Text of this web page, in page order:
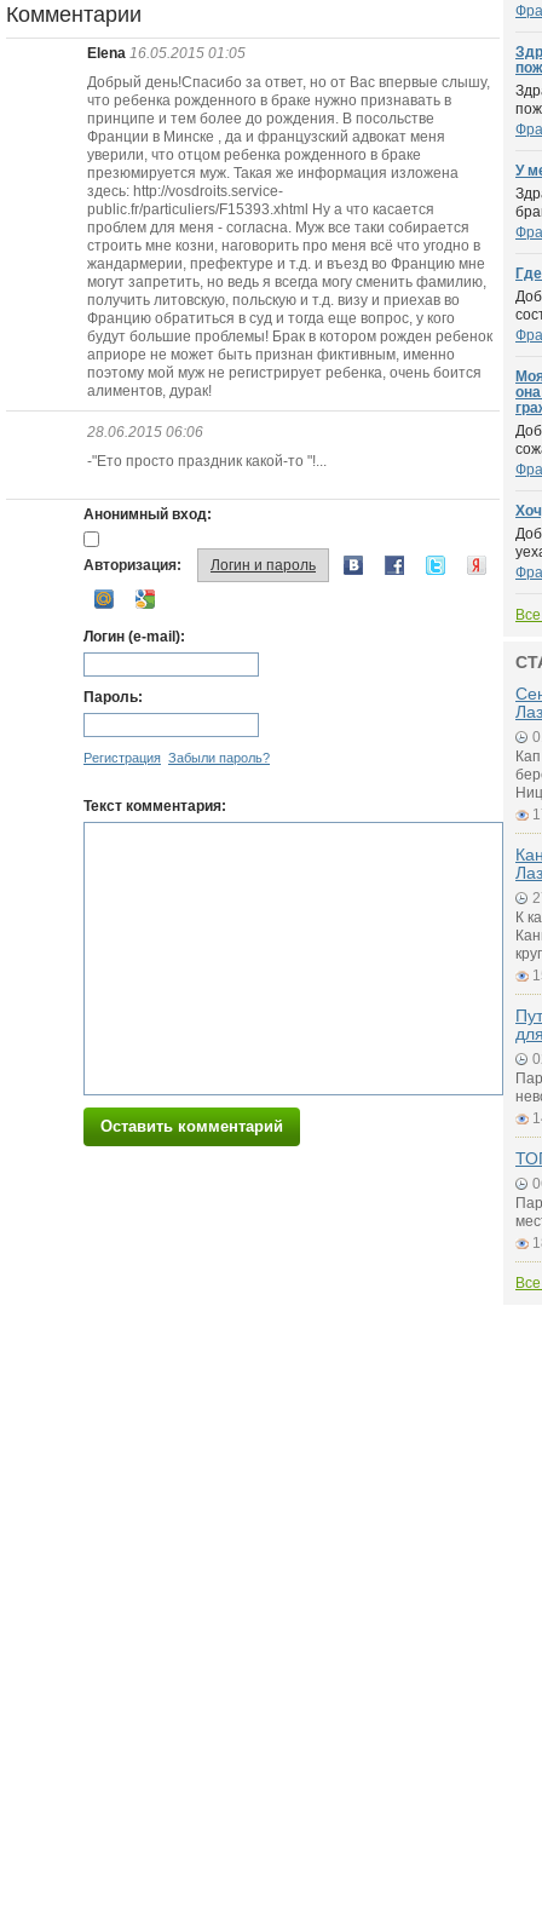
Комментарии
Elena 16.05.2015 01:05
Добрый день!Спасибо за ответ, но от Вас впервые слышу,
что ребенка рожденного в браке нужно признавать в
принципе и тем более до рождения. В посольстве
Франции в Минске , да и французский адвокат меня
уверили, что отцом ребенка рожденного в браке
презюмируется муж. Такая же информация изложена
здесь: http://vosdroits.service-
public.fr/particuliers/F15393.xhtml Ну а что касается
проблем для меня - согласна. Муж все таки собирается
строить мне козни, наговорить про меня всё что угодно в
жандармерии, префектуре и т.д. и въезд во Францию мне
могут запретить, но ведь я всегда могу сменить фамилию,
получить литовскую, польскую и т.д. визу и приехав во
Францию обратиться в суд и тогда еще вопрос, у кого
будут большие проблемы! Брак в котором рожден ребенок
априоре не может быть признан фиктивным, именно
поэтому мой муж не регистрирует ребенка, очень боится
алиментов, дурак!
28.06.2015 06:06
-"Ето просто праздник какой-то "!...
Анонимный вход:
Авторизация: Логин и пароль
Логин (e-mail):
Пароль:
Регистрация Забыли пароль?
Текст комментария:
Оставить комментарий
У
К